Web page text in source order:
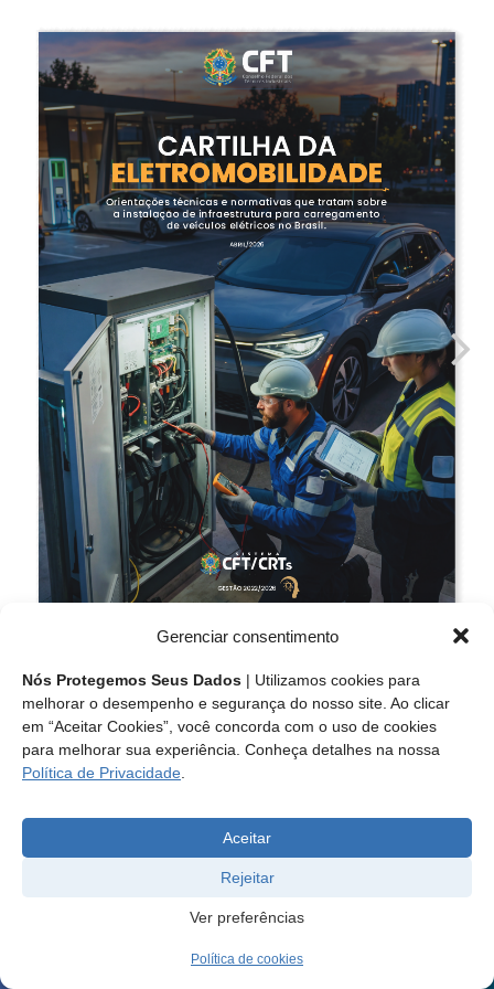
Gerenciar consentimento
Nós Protegemos Seus Dados | Utilizamos cookies para
melhorar o desempenho e segurança do nosso site. Ao clicar
em “Aceitar Cookies”, você concorda com o uso de cookies
para melhorar sua experiência. Conheça detalhes na nossa
Política de Privacidade
Aceitar
Rejeitar
Ver preferências
Política de cookies